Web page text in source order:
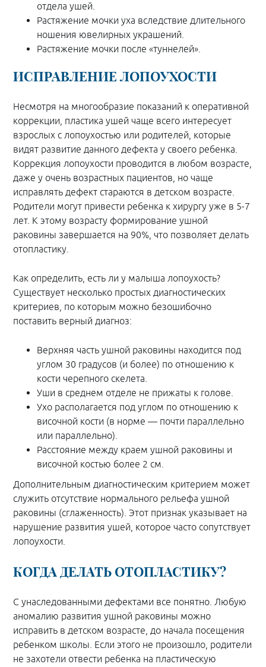
отдела ушей.
Растяжение мочки уха вследствие длительного
ношения ювелирных украшений.
Растяжение мочки после «туннелей».
ИСПРАВЛЕНИЕ ЛОПОУХОСТИ
Несмотря на многообразие показаний к оперативной
коррекции, пластика ушей чаще всего интересует
взрослых с лопоухостью или родителей, которые
видят развитие данного дефекта у своего ребенка.
Коррекция лопоухости проводится в любом возрасте,
даже у очень возрастных пациентов, но чаще
исправлять дефект стараются в детском возрасте.
Родители могут привести ребенка к хирургу уже в 5-7
лет. К этому возрасту формирование ушной
раковины завершается на 90%, что позволяет делать
отопластику.
Как определить, есть ли у малыша лопоухость?
Существует несколько простых диагностических
критериев, по которым можно безошибочно
поставить верный диагноз:
Верхняя часть ушной раковины находится под
углом 30 градусов (и более) по отношению к
кости черепного скелета.
Уши в среднем отделе не прижаты к голове.
Ухо располагается под углом по отношению к
височной кости (в норме — почти параллельно
или параллельно).
Расстояние между краем ушной раковины и
височной костью более 2 см.
Дополнительным диагностическим критерием может
служить отсутствие нормального рельефа ушной
раковины (сглаженность). Этот признак указывает на
нарушение развития ушей, которое часто сопутствует
лопоухости.
КОГДА ДЕЛАТЬ ОТОПЛАСТИКУ?
С унаследованными дефектами все понятно. Любую
аномалию развития ушной раковины можно
исправить в детском возрасте, до начала посещения
ребенком школы. Если этого не произошло, родители
не захотели отвести ребенка на пластическую